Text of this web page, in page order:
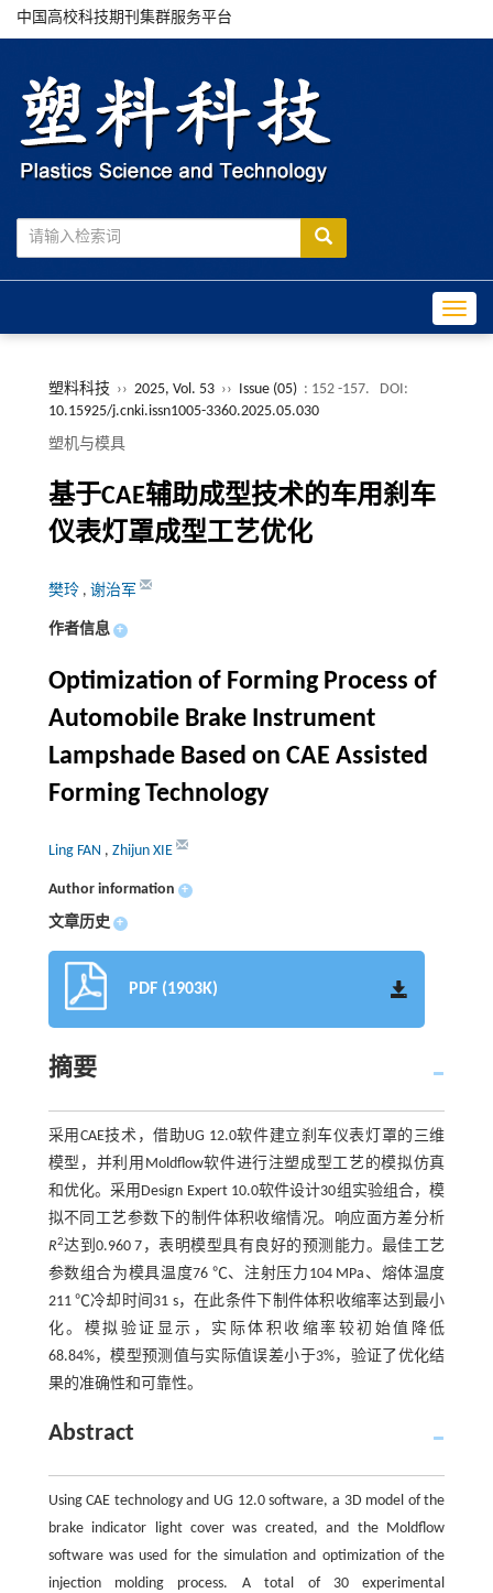
中国高校科技期刊集群服务平台
塑料科技 ›› 2025, Vol. 53 ›› Issue (05) : 152 -157.
DOI:
10.15925/j.cnki.issn1005-3360.2025.05.030
塑机与模具
基于CAE辅助成型技术的车用刹车
仪表灯罩成型工艺优化
樊玲 , 谢治军
作者信息 +
Optimization of Forming Process of
Automobile Brake Instrument
Lampshade Based on CAE Assisted
Forming Technology
Ling FAN , Zhijun XIE
Author information +
文章历史 +
PDF (1903K)
摘要
采用CAE技术，借助UG 12.0软件建立刹车仪表灯罩的三维
模型，并利用Moldflow软件进行注塑成型工艺的模拟仿真
和优化。采用Design Expert 10.0软件设计30组实验组合，模
拟不同工艺参数下的制件体积收缩情况。响应面方差分析
R2达到0.960 7，表明模型具有良好的预测能力。最佳工艺
参数组合为模具温度76 ℃、注射压力104 MPa、熔体温度
211 ℃冷却时间31 s，在此条件下制件体积收缩率达到最小
化。模拟验证显示，实际体积收缩率较初始值降低
68.84%，模型预测值与实际值误差小于3%，验证了优化结
果的准确性和可靠性。
Abstract
Using CAE technology and UG 12.0 software, a 3D model of the
brake indicator light cover was created, and the Moldflow
software was used for the simulation and optimization of the
injection molding process. A total of 30 experimental